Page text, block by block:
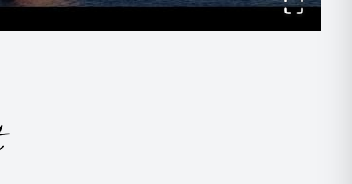
informations